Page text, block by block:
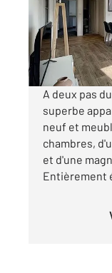
1
par mois
A deux pas
superbe
neuf et
chambres,
et d'une
Entièrement